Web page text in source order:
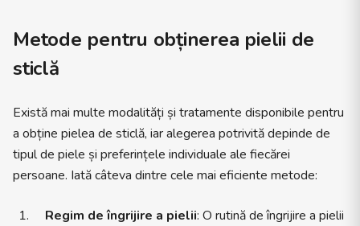
Metode pentru obținerea pielii de
sticlă
Există mai multe modalități și tratamente disponibile pentru
a obține pielea de sticlă, iar alegerea potrivită depinde de
tipul de piele și preferințele individuale ale fiecărei
persoane. Iată câteva dintre cele mai eficiente metode:
Regim de îngrijire a pielii: O rutină de îngrijire a pielii